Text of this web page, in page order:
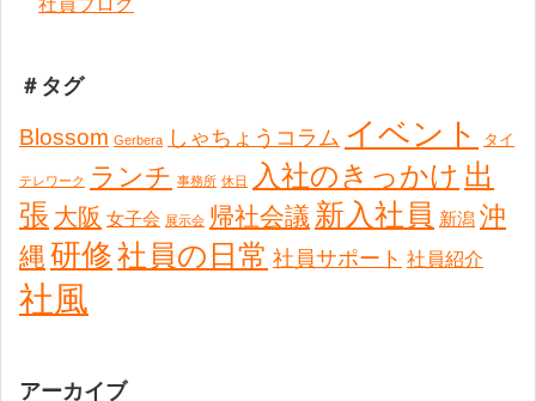
社員ブログ
＃タグ
Blossom Gerbera しゃちょうコラム イベント タイ
テレワーク ランチ 事務所 休日 入社のきっかけ 出
張 大阪 女子会 展示会 帰社会議 新入社員 新潟 沖
縄 研修社員の日常 社員サポート 社員紹介
社風
アーカイブ